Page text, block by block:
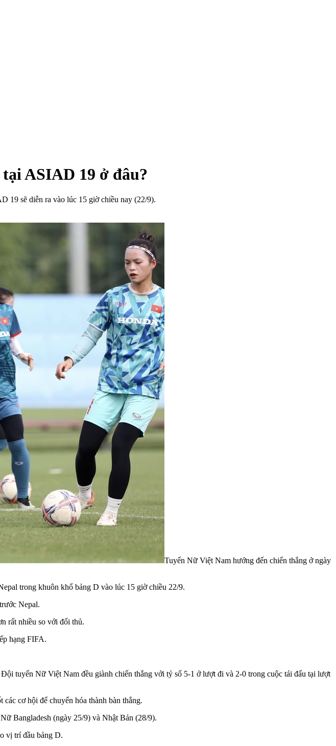
ASIAD 19 ở đâu?
19 sẽ diễn ra vào lúc 15 giờ chiều nay (22/9).
Tuyển Nữ Việt Nam hướng đến chiến thắng ở ngày
trong khuôn khổ bảng D vào lúc 15 giờ chiều 22/9.
Nepal.
rất nhiều so với đối thủ.
hạng FIFA.
tuyển Nữ Việt Nam đều giành chiến thắng với tỷ số 5-1 ở lượt đi và 2-0 trong cuộc tái đấu tại lượt
cơ hội để chuyển hóa thành bàn thắng.
Bangladesh (ngày 25/9) và Nhật Bản (28/9).
vị trí đầu bảng D.